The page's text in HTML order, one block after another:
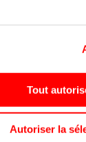
Tout
Autoriser la
EN SAVOIR